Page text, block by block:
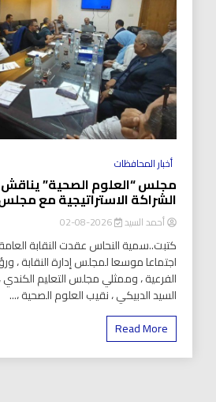
أخبار المحافظات
مجلس “العلوم الصحية” يناقش
الشراكة الاستراتيجية مع
أحمد السيد 2026-08-02
كتبت..سمية النحاس عقدت النقابة
اجتماعا موسعا لمجلس إدارة النقابة ،
الفرعية ، وممثلي مجلس التعليم الكندي
السيد الدبيكي ، نقيب العلوم الصحية ،...
Read More